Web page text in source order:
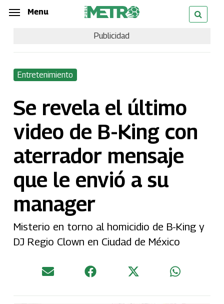
Skip
content
Menu
Publicidad
Entretenimiento
Se revela el último
video de B-King con
aterrador mensaje
que le envió a su
manager
Misterio en torno al homicidio de B-King y
DJ Regio Clown en Ciudad de México
Menu